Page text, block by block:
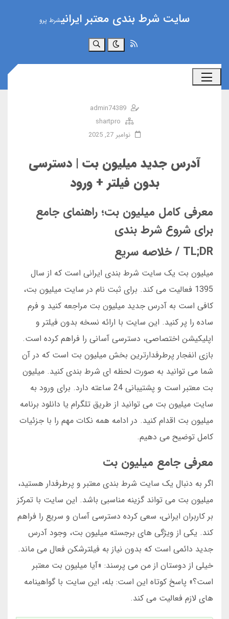
سایت شرط بندی معتبر ایرانیشرط پرو
جستجو
admin74389
shartpro
نوامبر 27, 2025
آدرس جدید میلیون بت | دسترسی
بدون فیلتر + ورود
معرفی کامل میلیون بت؛ راهنمای جامع
برای شروع شرط بندی
TL;DR / خلاصه سریع
میلیون بت یک سایت شرط بندی ایرانی است که از سال
1395 فعالیت می کند. برای ثبت نام در سایت میلیون بت،
کافی است به آدرس جدید میلیون بت مراجعه کنید و فرم
ساده را پر کنید. این سایت با ارائه نسخه بدون فیلتر و
اپلیکیشن اختصاصی، دسترسی آسانی را فراهم کرده است.
بازی انفجار پرطرفدارترین بخش میلیون بت است که در آن
شما می توانید به صورت لحظه ای شرط بندی کنید. میلیون
بت معتبر است و پشتیبانی 24 ساعته دارد. برای ورود به
سایت میلیون بت می توانید از طریق تلگرام یا دانلود برنامه
میلیون بت اقدام کنید. در ادامه همه نکات مهم را با جزئیات
کامل توضیح می دهیم.
معرفی جامع میلیون بت
اگر به دنبال یک سایت شرط بندی معتبر و پرطرفدار هستید،
میلیون بت می تواند گزینه مناسبی باشد. این سایت با تمرکز
بر کاربران ایرانی، سعی کرده دسترسی آسان و سریع را فراهم
کند. یکی از ویژگی های برجسته میلیون بت، وجود آدرس
جدید دائمی است که بدون نیاز به فیلترشکن فعال می ماند.
خیلی از دوستان از من می پرسند: «آیا میلیون بت معتبر
است؟» پاسخ کوتاه این است: بله، این سایت با گواهینامه
های لازم فعالیت می کند.